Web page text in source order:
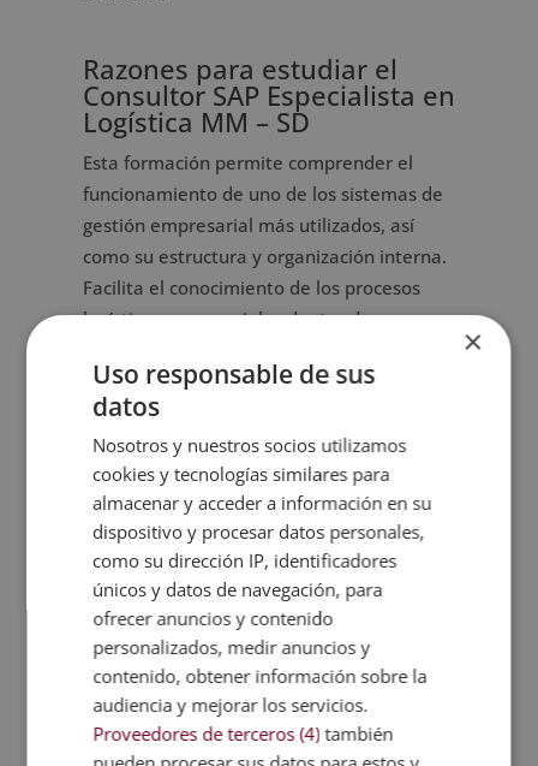
Razones para estudiar el
Consultor SAP Especialista en
Logística MM – SD
Esta formación permite comprender el
funcionamiento de uno de los sistemas de
gestión empresarial más utilizados, así
como su estructura y organización interna.
Facilita el conocimiento de los procesos
logísticos y comerciales dentro de un
Otra razón destacada es la posibilidad de
administración empresarial mediante el
uso de SAP, entendiendo la relación entre
logística, materiales y ventas.
Además, el programa ofrece una formación
estructurada que permite avanzar
progresivamente desde los conceptos
básicos hasta la especialización en los
módulos MM y SD.
×
Uso responsable de sus
datos
Nosotros y nuestros socios utilizamos
cookies y tecnologías similares para
almacenar y acceder a información en su
dispositivo y procesar datos personales,
como su dirección IP, identificadores
únicos y datos de navegación, para
ofrecer anuncios y contenido
personalizados, medir anuncios y
contenido, obtener información sobre la
audiencia y mejorar los servicios.
Proveedores de terceros (4) también